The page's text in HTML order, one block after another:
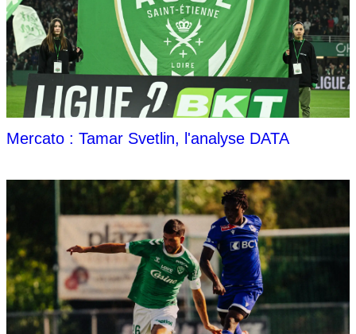
Mercato : Tamar Svetlin, l'analyse DATA